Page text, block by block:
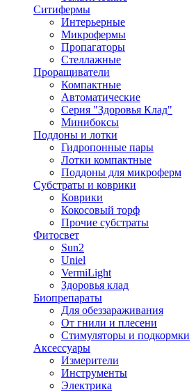
Ситифермы
Интерьерные
Микрофермы
Пропагаторы
Стеллажные
Проращиватели
Компактные
Автоматические
Серия "Здоровья Клад"
Минибоксы
Поддоны и лотки
Гидропонные пары
Лотки компактные
Поддоны для микроферм
Субстраты и коврики
Коврики
Кокосовый торф
Прочие субстраты
Фитосвет
Sun2
Uniel
VermiLight
Здоровья клад
Биопрепараты
Для обеззараживания
От гнили и плесени
Стимуляторы и подкормки
Аксессуары
Измерители
Инструменты
Электрика